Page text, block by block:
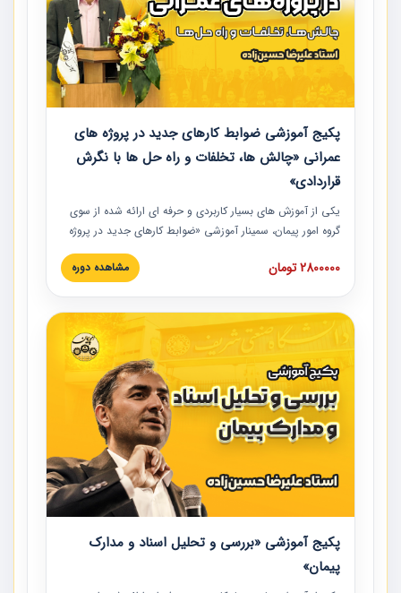
پکیج آموزشی ضوابط کارهای جدید در پروژه های
عمرانی «چالش ها، تخلفات و راه حل ها با نگرش
قراردادی»
یکی از آموزش‏‏‏‏‏‏ های بسیار کاربردی و حرفه‏ ای ارائه شده از سوی
گروه امور پیمان، سمینار آموزشی «ضوابط کارهای جدید در پروژه
های عمرانی» چالش ها، تخلفات و راه حل ها با نگرش قراردادی
است که در محل سندیکای شرکت های ساختمانی کشور ارائه شد.
مدارک پیمان به همراه تجربیات عملی ارائه شده است.
2800000 تومان مشاهده دوره
پکیج آموزشی «بررسی و تحلیل اسناد و مدارک
پیمان»